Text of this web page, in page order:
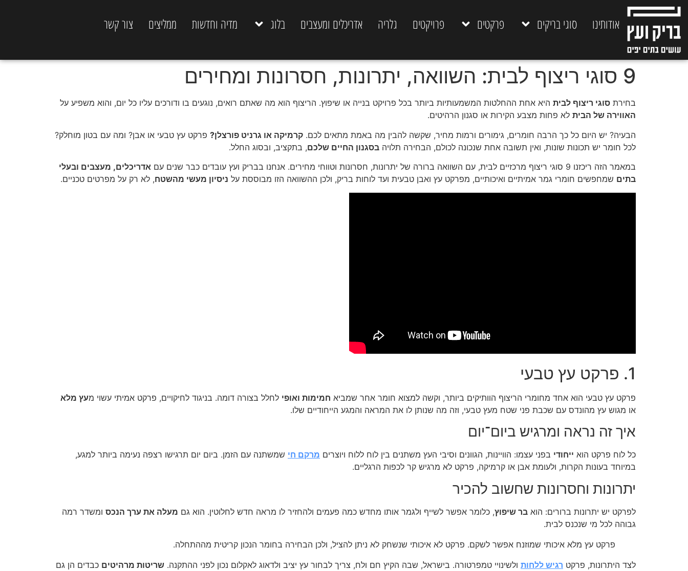
אודותינו סוגי בריקים פרקטים פרויקטים גלריה אדריכלים ומעצבים בלוג מדיה וחדשות ממליצים צור קשר
9 סוגי ריצוף לבית: השוואה, יתרונות, חסרונות ומחירים
בחירת סוגי ריצוף לבית היא אחת ההחלטות המשמעותיות ביותר בכל פרויקט בנייה או שיפוץ. הריצוף הוא מה שאתם רואים, נוגעים בו ודורכים עליו כל יום, והוא משפיע על
האווירה של הבית לא פחות מצבע הקירות או סגנון הרהיטים.
הבעיה? יש היום כל כך הרבה חומרים, גימורים ורמות מחיר, שקשה להבין מה באמת מתאים לכם. קרמיקה או גרניט פורצלן? פרקט עץ טבעי או אבן? ומה עם בטון מוחלק?
לכל חומר יש תכונות שונות, ואין תשובה אחת שנכונה לכולם, הבחירה תלויה בסגנון החיים שלכם, בתקציב, ובסוג החלל.
במאמר הזה ריכזנו 9 סוגי ריצוף מרכזיים לבית, עם השוואה ברורה של יתרונות, חסרונות וטווחי מחירים. אנחנו בבריק ועץ עובדים כבר שנים עם
אדריכלים, מעצבים ובעלי
בתים שמחפשים חומרי גמר אמיתיים ואיכותיים, מפרקט עץ ואבן טבעית ועד לוחות בריק, ולכן ההשוואה הזו מבוססת על ניסיון מעשי מהשטח, לא רק על מפרטים טכניים.
1. פרקט עץ טבעי
פרקט עץ טבעי הוא אחד מחומרי הריצוף הוותיקים ביותר, וקשה למצוא חומר אחר שמביא חמימות ואופי לחלל בצורה דומה. בניגוד לחיקויים, פרקט אמיתי עשוי מעץ מלא
או מגוש עץ מהונדס עם שכבת פני שטח מעץ טבעי, וזה מה שנותן לו את המראה והמגע הייחודיים שלו.
איך זה נראה ומרגיש ביום־יום
כל לוח פרקט הוא ייחודי בפני עצמו: הוויינות, הגוונים וסיבי העץ משתנים בין לוח ללוח ויוצרים מרקם חי שמשתנה עם הזמן. ביום יום תרגישו רצפה נעימה ביותר למגע,
במיוחד בעונות הקרות, ולעומת אבן או קרמיקה, פרקט לא מרגיש קר לכפות הרגליים.
יתרונות וחסרונות שחשוב להכיר
לפרקט יש יתרונות ברורים: הוא בר שיפוץ, כלומר אפשר לשייף ולגמר אותו מחדש כמה פעמים ולהחזיר לו מראה חדש לחלוטין. הוא גם מעלה את ערך הנכס ומשדר רמה
גבוהה לכל מי שנכנס לבית.
פרקט עץ מלא איכותי שמוזנח אפשר לשקם. פרקט לא איכותי שנשחק לא ניתן להציל, ולכן הבחירה בחומר הנכון קריטית מההתחלה.
לצד היתרונות, פרקט רגיש ללחות ולשינויי טמפרטורה. בישראל, שבה הקיץ חם ולח, צריך לבחור עץ יציב ולדאוג לאקלום נכון לפני ההתקנה. שריטות מרהיטים כבדים הן גם